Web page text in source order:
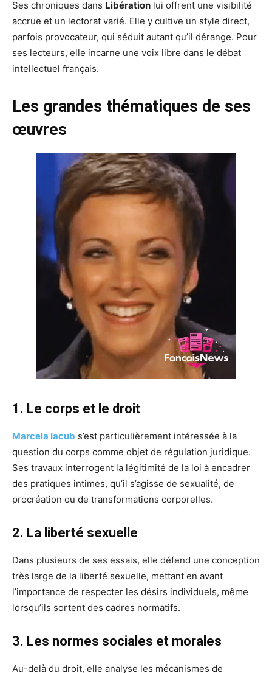
Ses chroniques dans Libération lui offrent une visibilité
accrue et un lectorat varié. Elle y cultive un style direct,
parfois provocateur, qui séduit autant qu’il dérange. Pour
ses lecteurs, elle incarne une voix libre dans le débat
intellectuel français.
Les grandes thématiques de ses
œuvres
1. Le corps et le droit
Marcela Iacub s’est particulièrement intéressée à la
question du corps comme objet de régulation juridique.
Ses travaux interrogent la légitimité de la loi à encadrer
des pratiques intimes, qu’il s’agisse de sexualité, de
procréation ou de transformations corporelles.
2. La liberté sexuelle
Dans plusieurs de ses essais, elle défend une conception
très large de la liberté sexuelle, mettant en avant
l’importance de respecter les désirs individuels, même
lorsqu’ils sortent des cadres normatifs.
3. Les normes sociales et morales
Au-delà du droit, elle analyse les mécanismes de